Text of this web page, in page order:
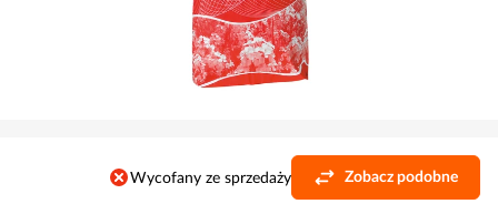
Wycofany ze sprzedaży Zobacz podobne